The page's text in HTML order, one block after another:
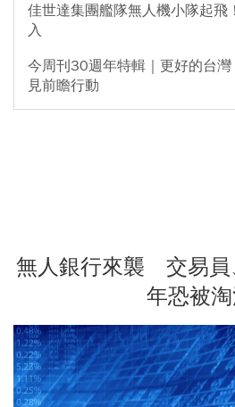
佳世達集團艦隊無人機小隊起飛
入
今周刊30週年特輯｜更好的台
見前瞻行動
無人銀行來襲 交易員
年恐被